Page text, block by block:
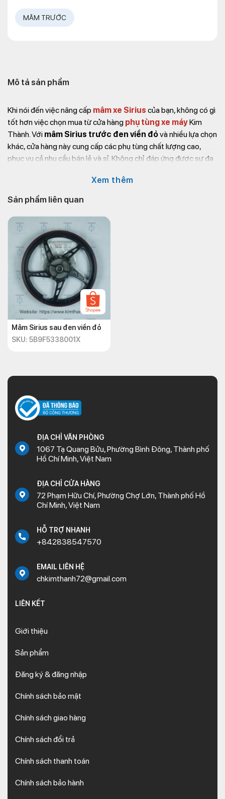
MÂM TRƯỚC
Mô tả sản phẩm
Khi nói đến việc nâng cấp mâm xe Sirius của bạn, không có gì
tốt hơn việc chọn mua từ cửa hàng phụ tùng xe máyKim
Thành. Với mâm Sirius trước đen viền đỏvà nhiều lựa chọn
khác, cửa hàng này cung cấp các phụ tùng chất lượng cao,
phục vụ cả nhu cầu bán lẻ và sỉ. Không chỉ đáp ứng được sự đa
KIM THÀNH – CUNG CẤP SỈ & LẺ PHỤ TÙNG XE
?Website
https://kimthanh.online/
?Địa chỉ: Số 72 – 74 Phạm Hữu Chí, P.12, Q.5,
TP.HCM
☎️Hotline +842838547570
Xem thêm
Sản phẩm liên quan
Mâm Sirius sau đen viền đỏ
SKU: 5B9F5338001X
ĐỊA CHỈ VĂN PHÒNG
1067 Tạ Quang Bửu, Phường Bình Đông, Thành phố
Hồ Chí Minh, Việt Nam
ĐỊA CHỈ CỬA HÀNG
72 Phạm Hữu Chí, Phường Chợ Lớn, Thành phố Hồ
Chí Minh, Việt Nam
HỖ TRỢ NHANH
+842838547570
EMAIL LIÊN HỆ
chkimthanh72@gmail.com
LIÊN KẾT
Giới thiệu
Sản phẩm
Đăng ký & đăng nhập
Chính sách bảo mật
Chính sách giao hàng
Chính sách đổi trả
Chính sách thanh toán
Chính sách bảo hành